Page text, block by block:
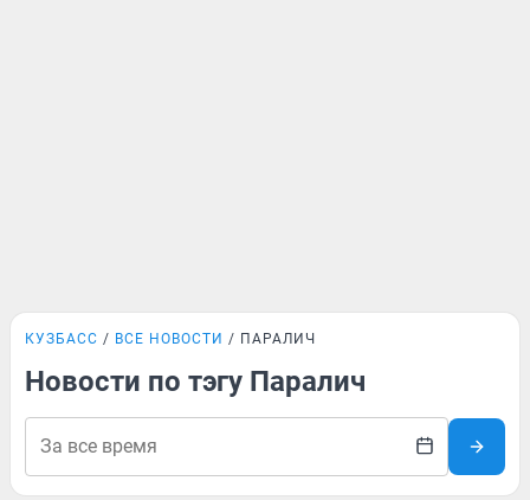
КУЗБАСС ВСЕ НОВОСТИ ПАРАЛИЧ
Новости по тэгу Паралич